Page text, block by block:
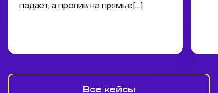
падает, а пролив на прямые[…]
Все кейсы